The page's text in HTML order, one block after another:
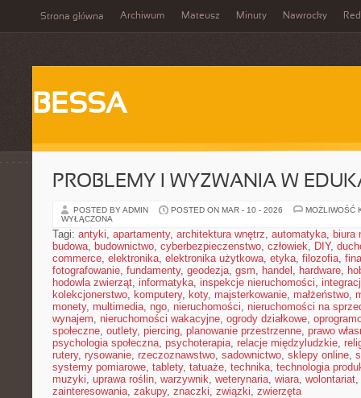
Strona główna Archiwum Mateusz Minuty Nawrocky
BESSA
PROBLEMY I WYZWANIA W
POSTED BY ADMIN POSTED ON MAR - 10 - 2026
MOŻLIWOŚĆ
WYŁĄCZONA
Tagi: antyki, apartamenty, architektura wnętrz, automatyka, biura
budowa, budownictwo, cyberbezpieczenstwo, człowiek, DIY,
commerce, elektronika, elektronika użytkowa, etyka, filozofia,
fotografowanie, fundamenty, geodezja, gsm, handel , hardware,
hodowla zwierząt, informatyka, inspekcje nieruchomości,
kolekcjonerstwo, komputery, koty, majsterkowanie, małżeństwo,
monety, multimedia, ngo, nieruchomości, nieruchomości na
wynajem, nieruchomości wakacyjne, ogrody działkowe,
społeczne, outlety, piercing, planowanie przestrzenne, prawo
psychologia społeczna, psychoterapia, relacje międzyludzkie,
rutery, rysowanie, rzeczoznawstwo, sadownictwo, sklepy online,
systemy pomiarowe, tablety, tatuaże, technika, technologia
muzyki, uprawa roślin, warzywnik, weterynaria, wiara, wolontariat,
zainteresowania, zakupy, znaczki, związki, zwierzęta